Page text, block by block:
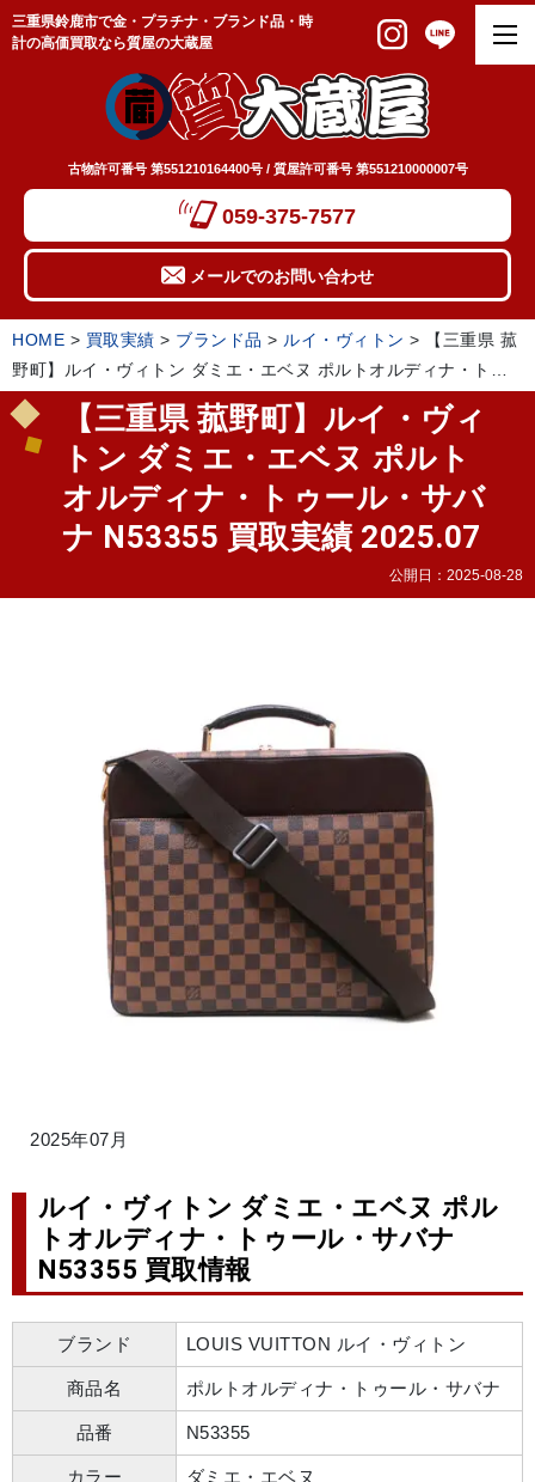
三重県鈴鹿市で金・プラチナ・ブランド品・時
計の高価買取なら質屋の大蔵屋
古物許可番号 第551210164400号 / 質屋許可番号 第551210000007号
059-375-7577
メールでのお問い合わせ
HOME > 買取実績 > ブランド品 > ルイ・ヴィトン >
【三重県 菰
野町】ルイ・ヴィトン ダミエ・エベヌ ポルトオルディナ・トゥ
ール・サバナ N53355 買取実績 2025.07
【三重県 菰野町】ルイ・ヴィ
トン ダミエ・エベヌ ポルト
オルディナ・トゥール・サバ
ナ N53355 買取実績 2025.07
公開日： 2025-08-28
2025年07月
ルイ・ヴィトン ダミエ・エベヌ ポル
トオルディナ・トゥール・サバナ
N53355 買取情報
ブランド LOUIS VUITTON ルイ・ヴィトン
商品名 ポルトオルディナ・トゥール・サバナ
品番 N53355
カラー ダミエ・エベヌ